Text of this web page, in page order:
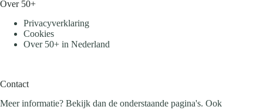
Over 50+
Privacyverklaring
Cookies
Over 50+ in Nederland
Contact
Meer informatie? Bekijk dan de onderstaande pagina's. Ook